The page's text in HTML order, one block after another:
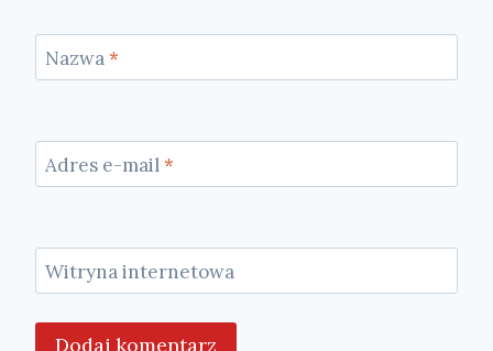
Nazwa*
Adres e-mail*
Witryna internetowa